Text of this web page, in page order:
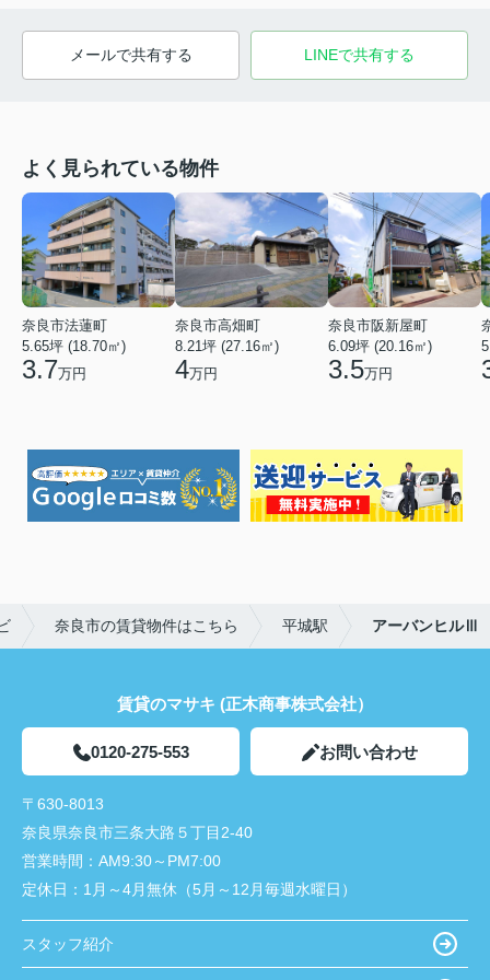
メールで共有する LINEで共有する
よく見られている物件
奈良市法蓮町
5.65坪 (18.70㎡)
3.7万円
奈良市高畑町
8.21坪 (27.16㎡)
4万円
奈良市阪新屋町
6.09坪 (20.16㎡)
3.5万円
奈良市の賃貸物件はこちら 平城駅 アーバンヒルⅢ
賃貸のマサキ (正木商事株式会社）
0120-275-553 お問い合わせ
〒630-8013
奈良県奈良市三条大路５丁目2-40
営業時間： AM9:30～PM7:00
定休日： 1月～4月無休（5月～12月毎週水曜日）
スタッフ紹介